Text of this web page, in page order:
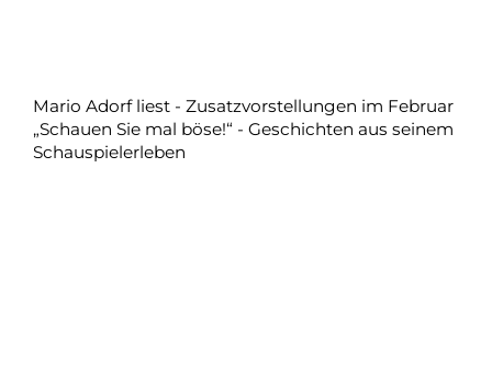
Mario Adorf liest - Zusatzvorstellungen im Februar
„Schauen Sie mal böse!“ - Geschichten aus seinem
Schauspielerleben